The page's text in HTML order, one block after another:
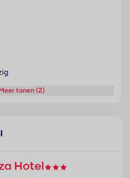
tonen (2)
Hotel